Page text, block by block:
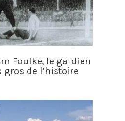
Foulke, le gardien
de l’histoire